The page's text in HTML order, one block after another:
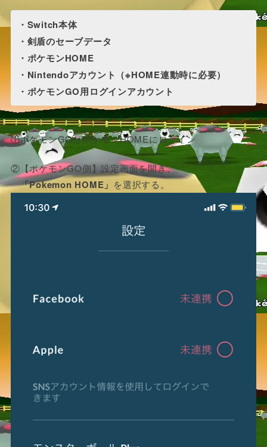
・Switch本体
・剣盾のセーブデータ
・ポケモンHOME
・Nintendoアカウント（※HOME連動時に必要）
・ポケモンGO用ログインアカウント
①ポケモンGOとポケモンHOMEにログイン
②【ポケモンGO側】設定画面を開き、
「Pokemon HOME」 を選択する。